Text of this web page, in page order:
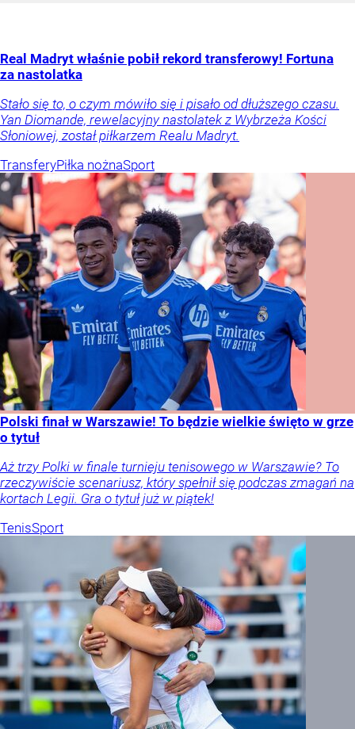
Real Madryt właśnie pobił rekord transferowy! Fortuna
za nastolatka
Stało się to, o czym mówiło się i pisało od dłuższego czasu.
Yan Diomande, rewelacyjny nastolatek z Wybrzeża Kości
Słoniowej, został piłkarzem Realu Madryt.
TransferyPiłka nożnaSport
Polski finał w Warszawie! To będzie wielkie święto w grze
o tytuł
Aż trzy Polki w finale turnieju tenisowego w Warszawie? To
rzeczywiście scenariusz, który spełnił się podczas zmagań na
kortach Legii. Gra o tytuł już w piątek!
TenisSport